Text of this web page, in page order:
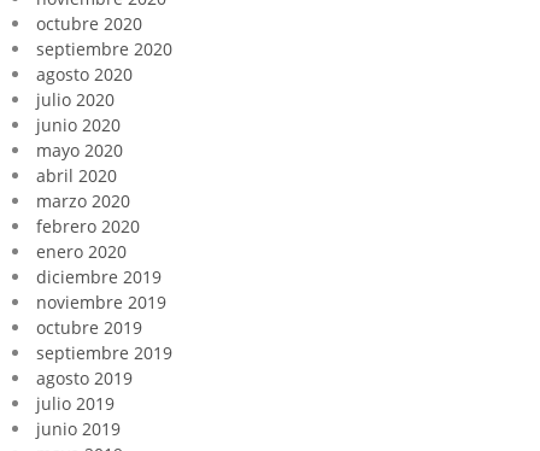
octubre 2020
septiembre 2020
agosto 2020
julio 2020
junio 2020
mayo 2020
abril 2020
marzo 2020
febrero 2020
enero 2020
diciembre 2019
noviembre 2019
octubre 2019
septiembre 2019
agosto 2019
julio 2019
junio 2019